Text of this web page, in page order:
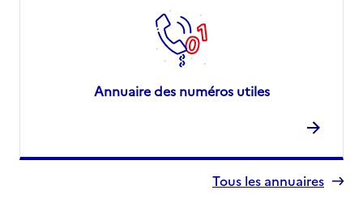
Annuaire des numéros utiles
Tous les annuaires